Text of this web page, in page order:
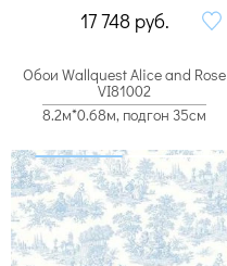
17 748 руб.
Обои Wallquest Alice and Rose
VI81002
8.2м*0.68м, подгон 35см